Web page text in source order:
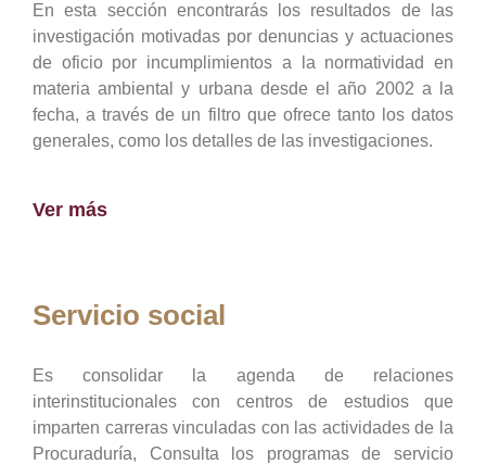
En esta sección encontrarás los resultados de las
investigación motivadas por denuncias y actuaciones
de oficio por incumplimientos a la normatividad en
materia ambiental y urbana desde el año 2002 a la
fecha, a través de un filtro que ofrece tanto los datos
generales, como los detalles de las investigaciones.
Ver más
Servicio social
Es consolidar la agenda de relaciones
interinstitucionales con centros de estudios que
imparten carreras vinculadas con las actividades de la
Procuraduría, Consulta los programas de servicio